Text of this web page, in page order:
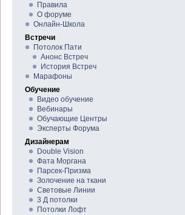
Правила
О форуме
Онлайн-Школа
Встречи
Потолок Пати
Анонс Встреч
История Встреч
Марафоны
Обучение
Видео обучение
Вебинары
Обучающие Центры
Эксперты Форума
Дизайнерам
Double Vision
Фата Моргана
Парсек-Призма
Золочение на ткани
Световые Линии
3 Д потолки
Потолки Лофт